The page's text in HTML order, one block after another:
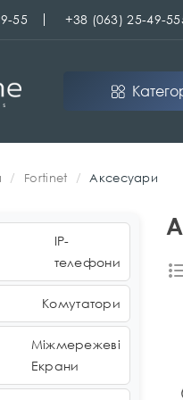
55 +38 (063) 25-49-
Fortinet Аксесуари
IP-
телефони
Комутатори
Міжмережеві
Екрани